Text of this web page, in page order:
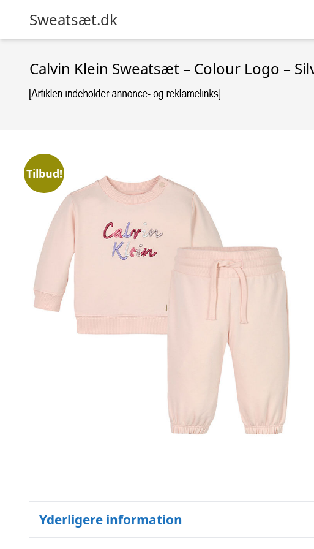
Sweatsæt.dk
Calvin Klein Sweatsæt – Colour Logo –
Tilbud!
Yderligere information